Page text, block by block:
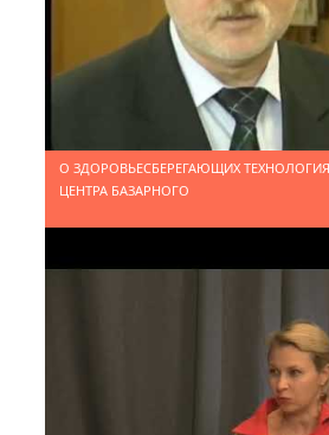
ЗДОРОВОЕ ДЕТСТВО - ЗДОРОВАЯ
О ЗДОРОВЬЕСБЕРЕГАЮЩИХ
ЦЕНТРА БАЗАРНОГО